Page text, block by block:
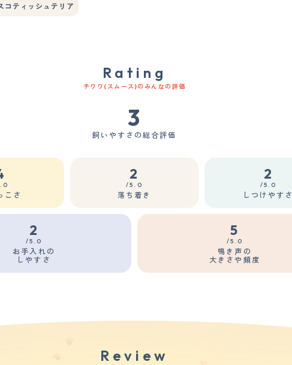
コティッシュテリア
Rating
チワワ(スムース)のみんなの評価
3
飼いやすさの総合評価
こさ
2
/5.0
落ち着き
2
/5.0
しつけやすさ
2
/5.0
お手入れの
しやすさ
5
/5.0
鳴き声の
大きさや頻度
Review